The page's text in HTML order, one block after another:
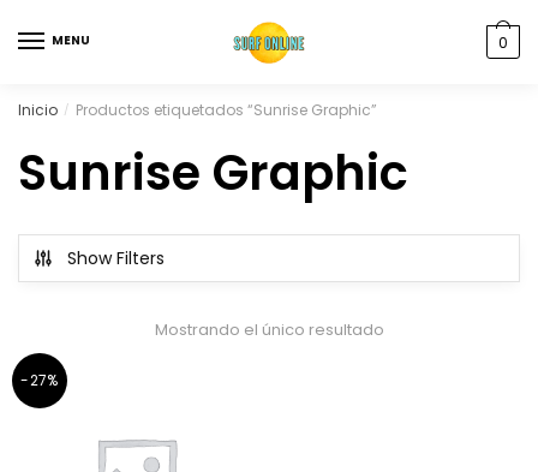
MENU 0
Inicio / Productos etiquetados “Sunrise Graphic”
Sunrise Graphic
Show Filters
Mostrando el único resultado
-27%